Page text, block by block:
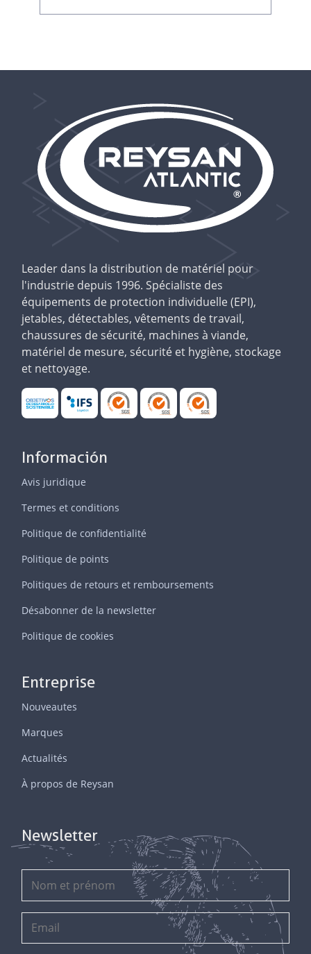
Leader dans la distribution de matériel pour
l'industrie depuis 1996. Spécialiste des
équipements de protection individuelle (EPI),
jetables, détectables, vêtements de travail,
chaussures de sécurité, machines à viande,
matériel de mesure, sécurité et hygiène, stockage
et nettoyage.
Información
Avis juridique
Termes et conditions
Politique de confidentialité
Politique de points
Politiques de retours et remboursements
Désabonner de la newsletter
Politique de cookies
Entreprise
Nouveautes
Marques
Actualités
À propos de Reysan
Newsletter